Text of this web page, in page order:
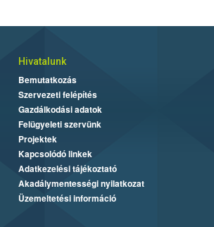
Hivatalunk
Bemutatkozás
Szervezeti felépítés
Gazdálkodási adatok
Felügyeleti szervünk
Projektek
Kapcsolódó linkek
Adatkezelési tájékoztató
Akadálymentességi nyilatkozat
Üzemeltetési információ